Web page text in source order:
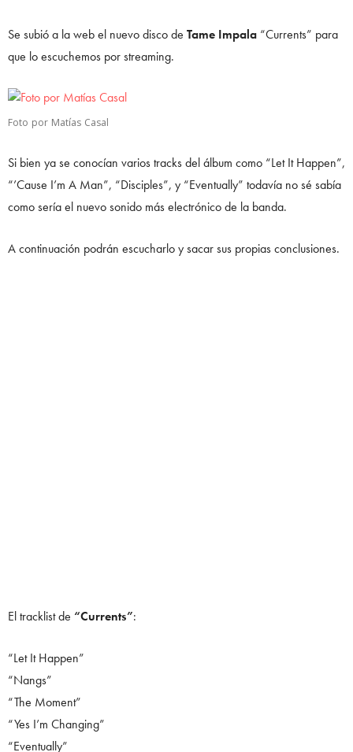
Se subió a la web el nuevo disco de Tame Impala “Currents” para
que lo escuchemos por streaming.
Foto por Matías Casal
Si bien ya se conocían varios tracks del álbum como “Let It Happen”,
“’Cause I’m A Man”, “Disciples”, y “Eventually” todavía no sé sabía
como sería el nuevo sonido más electrónico de la banda.
A continuación podrán escucharlo y sacar sus propias conclusiones.
El tracklist de “Currents”:
“Let It Happen”
“Nangs”
“The Moment”
“Yes I’m Changing”
“Eventually”